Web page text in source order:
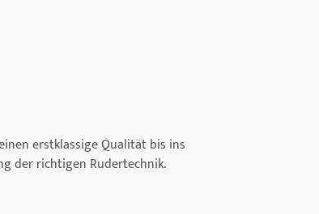
erstklassige Qualität bis ins
der richtigen Rudertechnik.